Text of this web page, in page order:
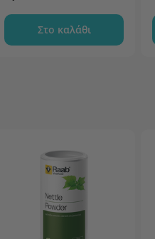
Στο καλάθι